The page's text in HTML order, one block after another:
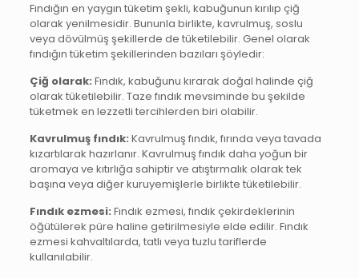
Fındığın en yaygın tüketim şekli, kabuğunun kırılıp çiğ
olarak yenilmesidir. Bununla birlikte, kavrulmuş, soslu
veya dövülmüş şekillerde de tüketilebilir. Genel olarak
fındığın tüketim şekillerinden bazıları şöyledir:
Çiğ olarak: Fındık, kabuğunu kırarak doğal halinde çiğ
olarak tüketilebilir. Taze fındık mevsiminde bu şekilde
tüketmek en lezzetli tercihlerden biri olabilir.
Kavrulmuş fındık: Kavrulmuş fındık, fırında veya tavada
kızartılarak hazırlanır. Kavrulmuş fındık daha yoğun bir
aromaya ve kıtırlığa sahiptir ve atıştırmalık olarak tek
başına veya diğer kuruyemişlerle birlikte tüketilebilir.
Fındık ezmesi: Fındık ezmesi, fındık çekirdeklerinin
öğütülerek püre haline getirilmesiyle elde edilir. Fındık
ezmesi kahvaltılarda, tatlı veya tuzlu tariflerde
kullanılabilir.